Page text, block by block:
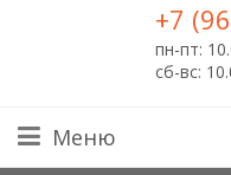
+7
пн-пт:
сб-вс:
Меню